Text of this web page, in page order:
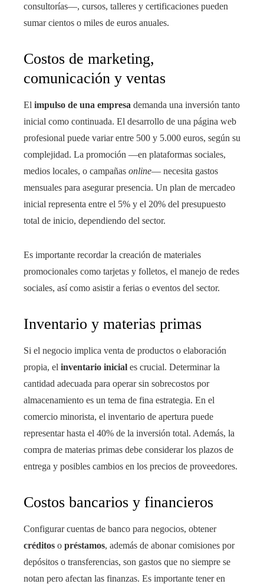
consultorías—, cursos, talleres y certificaciones pueden
sumar cientos o miles de euros anuales.
Costos de marketing,
comunicación y ventas
El impulso de una empresa demanda una inversión tanto
inicial como continuada. El desarrollo de una página web
profesional puede variar entre 500 y 5.000 euros, según su
complejidad. La promoción —en plataformas sociales,
medios locales, o campañas online— necesita gastos
mensuales para asegurar presencia. Un plan de mercadeo
inicial representa entre el 5% y el 20% del presupuesto
total de inicio, dependiendo del sector.
Es importante recordar la creación de materiales
promocionales como tarjetas y folletos, el manejo de redes
sociales, así como asistir a ferias o eventos del sector.
Inventario y materias primas
Si el negocio implica venta de productos o elaboración
propia, el inventario inicial es crucial. Determinar la
cantidad adecuada para operar sin sobrecostos por
almacenamiento es un tema de fina estrategia. En el
comercio minorista, el inventario de apertura puede
representar hasta el 40% de la inversión total. Además, la
compra de materias primas debe considerar los plazos de
entrega y posibles cambios en los precios de proveedores.
Costos bancarios y financieros
Configurar cuentas de banco para negocios, obtener
créditos o préstamos, además de abonar comisiones por
depósitos o transferencias, son gastos que no siempre se
notan pero afectan las finanzas. Es importante tener en